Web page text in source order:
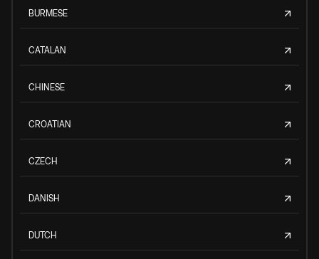
BURMESE
CATALAN
CHINESE
CROATIAN
CZECH
DANISH
DUTCH